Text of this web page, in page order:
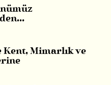
Kent, Mimarlık ve